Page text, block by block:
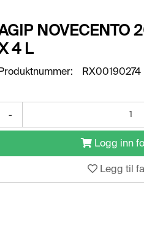
NOVECENTO
4 L
RX00190274
-
Logg inn
Legg til